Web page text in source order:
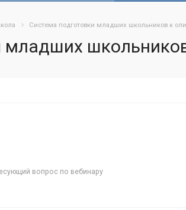
Система подготовки младших школьников к
младших
вопрос по вебинару